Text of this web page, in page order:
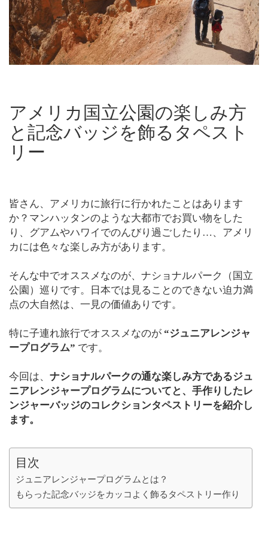
アメリカ国立公園の楽しみ方
と記念バッジを飾るタペスト
リー
皆さん、アメリカに旅行に行かれたことはあります
か？マンハッタンのような大都市でお買い物をした
り、グアムやハワイでのんびり過ごしたり…、アメリ
カには色々な楽しみ方があります。
そんな中でオススメなのが、ナショナルパーク（国立
公園）巡りです。日本では見ることのできない迫力満
点の大自然は、一見の価値ありです。
特に子連れ旅行でオススメなのが “ジュニアレンジャ
ープログラム” です。
今回は、 ナショナルパークの通な楽しみ方であるジュ
ニアレンジャープログラムについてと、手作りしたレ
ンジャーバッジのコレクションタペストリーを紹介し
ます。
目次
ジュニアレンジャープログラムとは？
もらった記念バッジをカッコよく飾るタペストリー作り